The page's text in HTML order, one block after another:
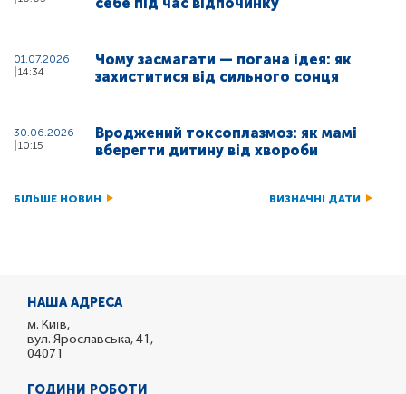
себе під час відпочинку
01.07.2026
14:34
Чому засмагати — погана ідея: як
захиститися від сильного сонця
30.06.2026
10:15
Вроджений токсоплазмоз: як мамі
вберегти дитину від хвороби
БІЛЬШЕ НОВИН ВИЗНАЧНІ ДАТИ
НАША АДРЕСА
м. Київ,
вул. Ярославська, 41,
04071
ГОДИНИ РОБОТИ